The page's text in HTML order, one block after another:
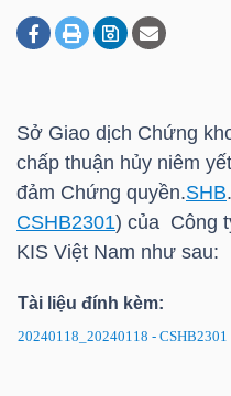
Sở Giao dịch Chứng
chấp thuận hủy niêm
đảm Chứng quyền.SHB.
CSHB2301) của Công
KIS Việt Nam như sau:
Tài liệu đính kèm:
20240118_20240118 -
BẤT
ĐỘNG